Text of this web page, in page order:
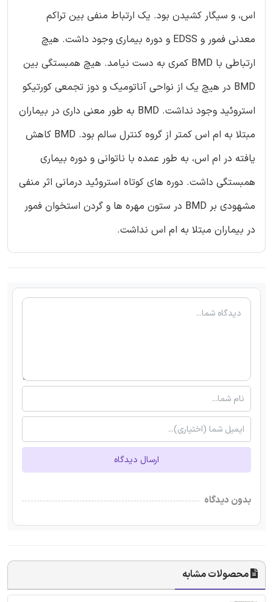
اس، و سیگار کشیدن بود. یک ارتباط منفی بین تراکم
معدنی فمور و EDSS و دوره بیماری وجود داشت. هیچ
ارتباطی با BMD کمری به دست نیامد. هیچ همبستگی بین
BMD در هیچ یک از نواحی آناتومیک و دوز تجمعی کورتیکو
استروئید وجود نداشت. BMD به طور معنی داری در بیماران
مبتلا به ام اس کمتر از گروه کنترل سالم بود. BMD کاهش
یافته در ام اس، به طور عمده با ناتوانی و دوره بیماری
همبستگی داشت. دوره های کوتاه استروئید درمانی اثر منفی
مشهودی بر BMD در ستون مهره ها و گردن استخوان فمور
در بیماران مبتلا به ام اس نداشت.
ارسال دیدگاه
بدون دیدگاه
محصولات مشابه